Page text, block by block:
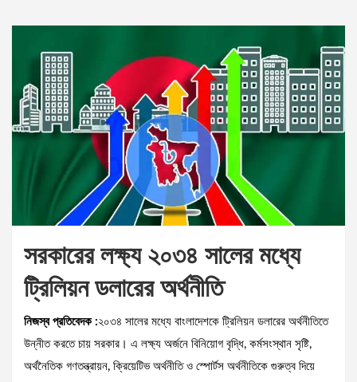
সরকারের লক্ষ্য ২০৩৪ সালের মধ্যে
ট্রিলিয়ন ডলারের অর্থনীতি
নিজস্ব প্রতিবেদক :২০৩৪ সালের মধ্যে বাংলাদেশকে ট্রিলিয়ন ডলারের অর্থনীতিতে
উন্নীত করতে চায় সরকার। এ লক্ষ্য অর্জনে বিনিয়োগ বৃদ্ধি, কর্মসংস্থান সৃষ্টি,
অর্থনৈতিক গণতন্ত্রায়ন, ক্রিয়েটিভ অর্থনীতি ও স্পোর্টস অর্থনীতিকে গুরুত্ব দিয়ে